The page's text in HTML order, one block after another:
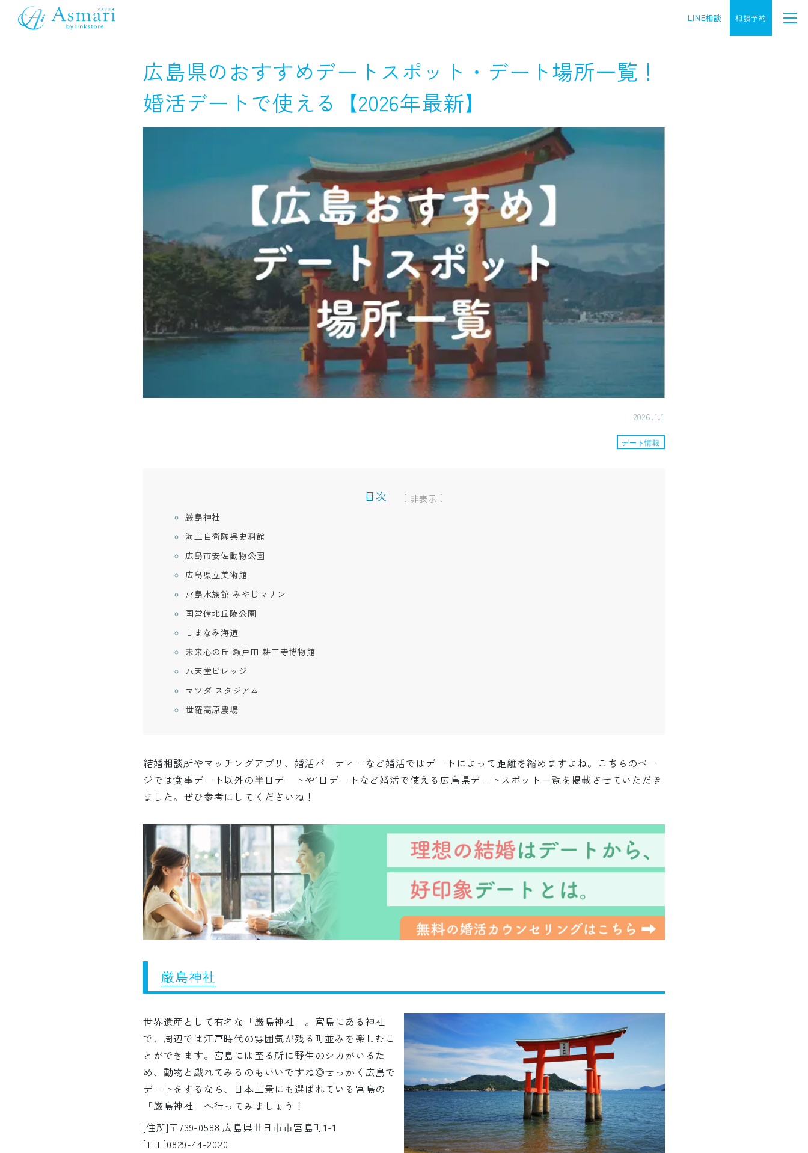
LINE相談 相談予約
広島県のおすすめデートスポット・デート場所一覧！
婚活デートで使える【2026年最新】
2026.1.1
デート情報
目次 [
]
厳島神社
海上自衛隊呉史料館
広島市安佐動物公園
広島県立美術館
宮島水族館 みやじマリン
国営備北丘陵公園
しまなみ海道
未来心の丘 瀬戸田 耕三寺博物館
八天堂ビレッジ
マツダ スタジアム
世羅高原農場
結婚相談所やマッチングアプリ、婚活パーティーなど婚活ではデートによって距離を縮めますよね。こちらのペー
ジでは食事デート以外の半日デートや1日デートなど婚活で使える広島県デートスポット一覧を掲載させていただき
ました。ぜひ参考にしてくださいね！
厳島神社
世界遺産として有名な「厳島神社」。宮島にある神社
で、周辺では江戸時代の雰囲気が残る町並みを楽しむこ
とができます。宮島には至る所に野生のシカがいるた
め、動物と戯れてみるのもいいですね◎せっかく広島で
デートをするなら、日本三景にも選ばれている宮島の
「厳島神社」へ行ってみましょう！
[住所]〒739-0588 広島県廿日市市宮島町1-1
[TEL]0829-44-2020